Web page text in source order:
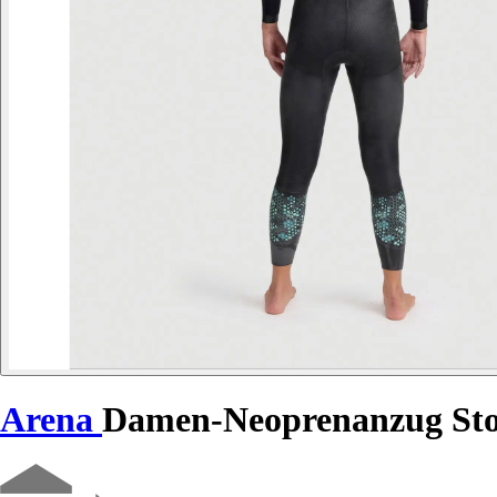
Arena Damen-Neoprenanzug